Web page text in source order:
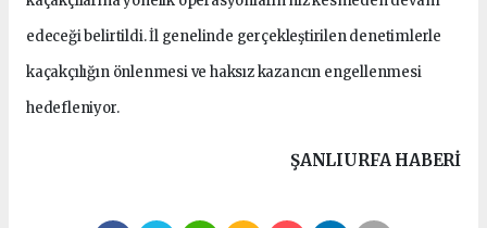
edeceği belirtildi. İl genelinde gerçekleştirilen denetimlerle
kaçakçılığın önlenmesi ve haksız kazancın engellenmesi
hedefleniyor.
ŞANLIURFA HABERİ